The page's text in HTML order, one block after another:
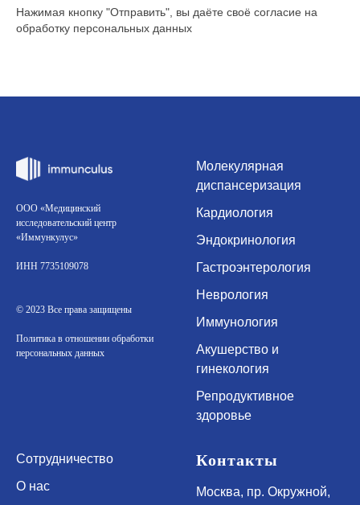
Нажимая кнопку "Отправить", вы даёте своё согласие на
обработку персональных данных
ООО «Медицинский
исследовательский центр
«Иммункулус»
ИНН 7735109078
© 2023 Все права защищены
Политика в отношении обработки
персональных данных
Молекулярная
диспансеризация
Кардиология
Эндокринология
Гастроэнтерология
Неврология
Иммунология
Акушерство и
гинекология
Репродуктивное
здоровье
Сотрудничество
О нас
Контакты
Москва, пр. Окружной,